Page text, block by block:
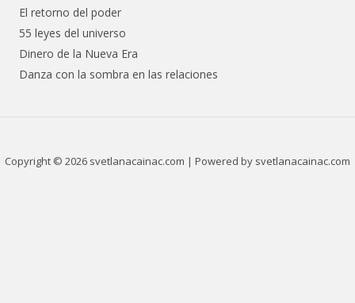
El retorno del poder
55 leyes del universo
Dinero de la Nueva Era
Danza con la sombra en las relaciones
Copyright © 2026 svetlanacainac.com | Powered by svetlanacainac.com